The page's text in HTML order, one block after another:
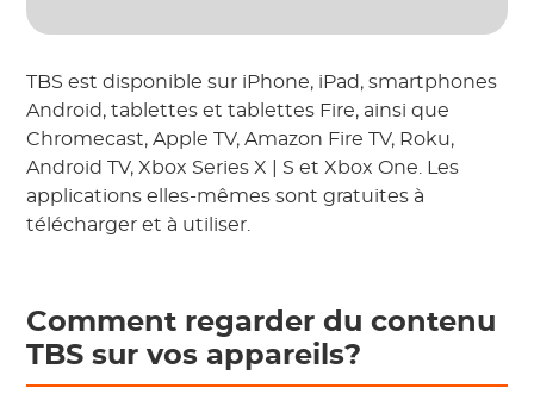
TBS est disponible sur iPhone, iPad, smartphones
Android, tablettes et tablettes Fire, ainsi que
Chromecast, Apple TV, Amazon Fire TV, Roku,
Android TV, Xbox Series X | S et Xbox One. Les
applications elles-mêmes sont gratuites à
télécharger et à utiliser.
Comment regarder du contenu
TBS sur vos appareils?